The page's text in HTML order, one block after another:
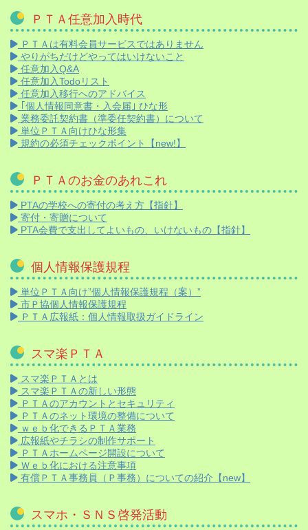
ＰＴＡ任意加入時代
ＰＴＡは有料会員サービスではありません
やりがちだけどやってはいけないこと
任意加入Q&A
任意加入Todoリスト
任意加入移行へのアドバイス
｢個人情報同意書・入会届｣ ひな形
業務委託契約書（準委任契約書）について
単位ＰＴＡ向けひな形集
規約の必須チェックポイント【new!】
ＰＴＡのお金のあれこれ
PTAの学校への寄付の考え方【指針】
寄付・寄贈について
PTA会費で支出してよいもの、いけないもの【指針】
個人情報保護規程
単位ＰＴＡ向け”個人情報保護規程（案）”
市Ｐ協個人情報保護規程
ＰＴＡ広報紙：個人情報取扱ガイドライン
スマ楽ＰＴＡ
スマ楽ＰＴＡとは
スマ楽ＰＴＡの新しい形態
ＰＴＡのアカウントとセキュリティ
ＰＴＡのネット環境の整備について
ｗｅｂ化できるＰＴＡ業務
広報紙やチラシの制作サポート
ＰＴＡホームページ開設について
Ｗｅｂ化における注意事項
有償ＰＴＡ事務員（Ｐ事務）についての紹介【new】
スマホ・ＳＮＳ啓発活動